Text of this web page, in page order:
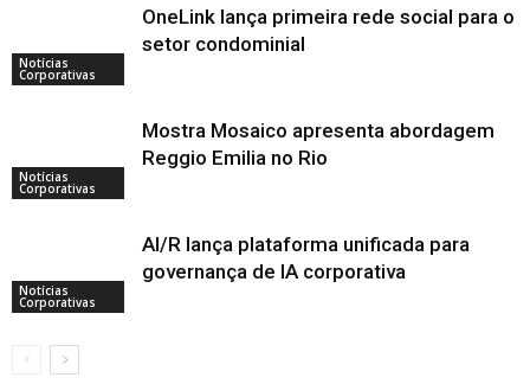
Notícias
Corporativas
OneLink lança primeira rede social para o
setor condominial
Notícias
Corporativas
Mostra Mosaico apresenta abordagem
Reggio Emilia no Rio
Notícias
Corporativas
AI/R lança plataforma unificada para
governança de IA corporativa